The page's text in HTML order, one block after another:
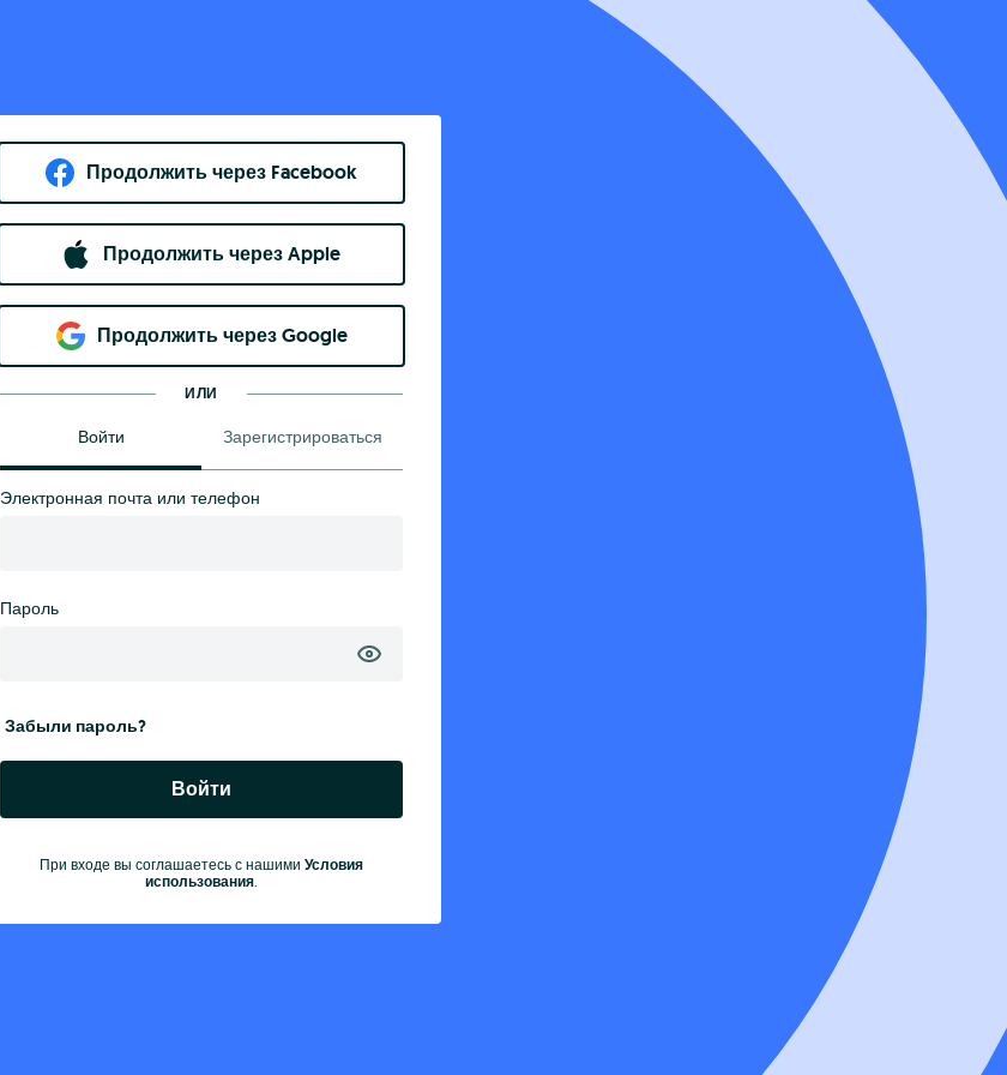
Продолжить через Facebook
Продолжить через Apple
Продолжить через Google
ИЛИ
Войти Зарегистрироваться
Электронная почта или телефон
Пароль
Забыли пароль?
Войти
При входе вы соглашаетесь с нашими Условия
использования.